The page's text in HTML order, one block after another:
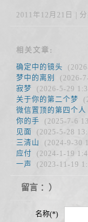
2011年12月21日 |
相关文章:
确定中的镜头
梦中的离别
(2026-
寂梦 (2026-5-29
关于你的第二个梦
微信置顶的第四个人
你的手 (2025-7-6
见面
(2025-5-28
三清山
(2024-9-30
应付 (2024-1-19
一声
(2023-11-19
留言 ：）
名称(*)